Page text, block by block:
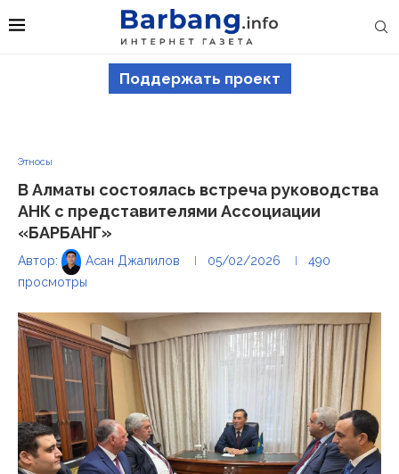
Поддержать проект
Этносы
В Алматы состоялась встреча руководства
АНК с представителями Ассоциации
«БАРБАНГ»
Автор: Асан Джалилов 05/02/2026
490
просмотры